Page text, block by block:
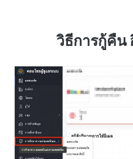
วิธีการกู้คืน